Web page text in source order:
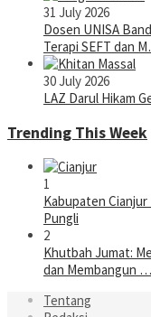
31 July 2026
Dosen UNISA
Terapi SEFT dan
30 July 2026
LAZ Darul Hikam
Trending This Week
1
Kabupaten
Pungli
2
Khutbah Jumat:
dan Membangun …
Tentang